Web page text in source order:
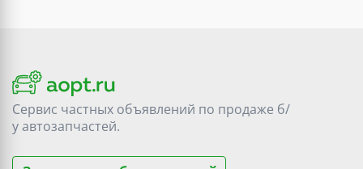
Сервис частных объявлений по продаже б/
уавтозапчастей.